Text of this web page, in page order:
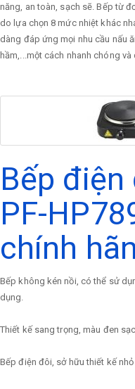
năng, an toàn, sạch sẽ. Bếp từ
do lựa chọn 8 mức nhiệt khác
dàng đáp ứng mọi nhu cầu nấu
hầm,...một cách nhanh chóng và
Bếp
PF-
chính
Bếp không kén nồi, có thể sử
dụng.
Thiết kế sang trọng, màu đen
Bếp điện đôi, sở hữu thiết kế